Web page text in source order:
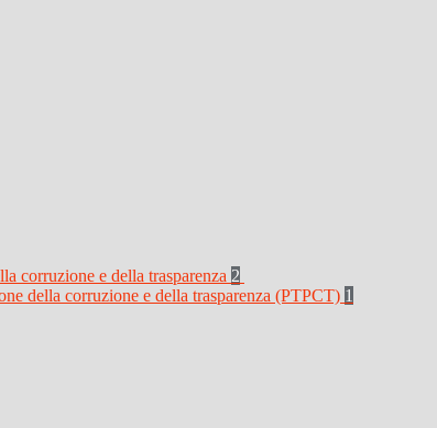
corruzione e della trasparenza 2
della corruzione e della trasparenza (PTPCT) 1